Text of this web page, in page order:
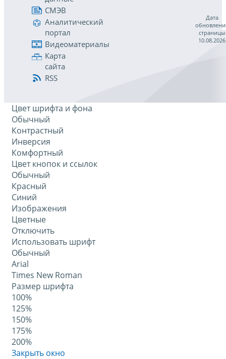
СМЭВ
Аналитический
портал
Видеоматериалы
Карта
сайта
RSS
Дата
страницы
10.08.2026
Цвет шрифта и фона
Обычный
Контрастный
Инверсия
Комфортный
Цвет кнопок и ссылок
Обычный
Красный
Синий
Изображения
Цветные
Отключить
Использовать шрифт
Обычный
Arial
Times New Roman
Размер шрифта
100%
125%
150%
175%
200%
Закрыть окно